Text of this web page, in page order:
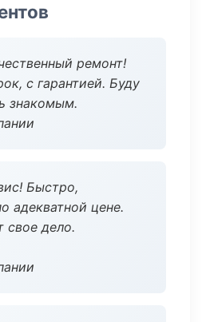
ремонт!
с гарантией. Буду
знакомым.
Быстро,
адекватной цене.
свое дело.